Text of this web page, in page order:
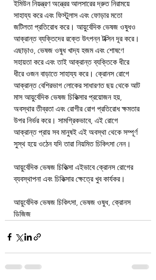
ইমিউন নিয়ন্ত্রণ অন্ত্রের আলসারের দ্রুত নিরাময়ে
সাহায্য করে এবং ফিস্টুলাস এবং ফোড়ার মতো
জটিলতা প্রতিরোধ করে। আয়ুর্বেদিক ভেষজ ওষুধও
আক্রান্ত ব্যক্তিদের রক্তে উৎপন্ন টক্সিন দূর করে।
এছাড়াও, ভেষজ ওষুধ খাদ্য হজম এবং শোষণে
সহায়তা করে এবং তাই আক্রান্ত ব্যক্তিকে ধীরে
ধীরে ওজন বাড়াতে সাহায্য করে। ক্রোনস রোগে
আক্রান্ত বেশিরভাগ লোকের সাধারণত ছয় থেকে আট
মাস আয়ুর্বেদিক ভেষজ চিকিত্সার প্রয়োজন হয়,
অবস্থার তীব্রতা এবং রোগীর রোগ প্রতিরোধ ক্ষমতার
উপর নির্ভর করে। সামগ্রিকভাবে, এই রোগে
আক্রান্ত প্রায় সব মানুষই এই অবস্থা থেকে সম্পূর্ণ
সুস্থ হয়ে ওঠেন যদি তারা নিয়মিত চিকিৎসা নেন।
আয়ুর্বেদিক ভেষজ চিকিত্সা এইভাবে ক্রোনস রোগের
ব্যবস্থাপনা এবং চিকিত্সার ক্ষেত্রে খুব কার্যকর।
আয়ুর্বেদিক ভেষজ চিকিৎসা, ভেষজ ওষুধ, ক্রোনস
ডিজিজ